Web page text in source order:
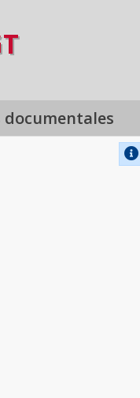
documentales